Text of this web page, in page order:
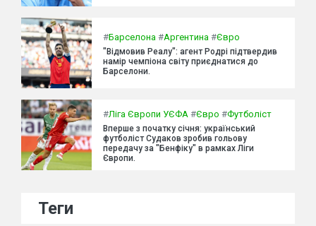
#Барселона #Аргентина #Євро
"Відмовив Реалу": агент Родрі підтвердив
намір чемпіона світу приєднатися до
Барселони.
#Ліга Європи УЄФА #Євро #Футболіст
Вперше з початку січня: український
футболіст Судаков зробив гольову
передачу за "Бенфіку" в рамках Ліги
Європи.
Теги